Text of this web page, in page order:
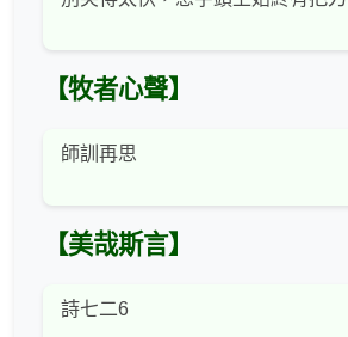
【牧者心聲】
師訓再思
【美哉斯言】
詩七二6